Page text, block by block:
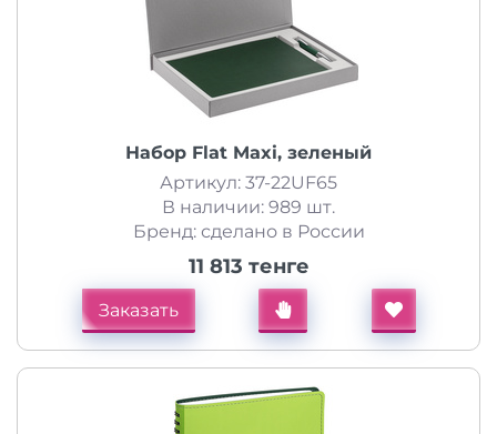
Набор Flat Maxi, зеленый
Артикул: 37-22UF65
В наличии: 989 шт.
Бренд: сделано в России
11 813 тенге
Заказать